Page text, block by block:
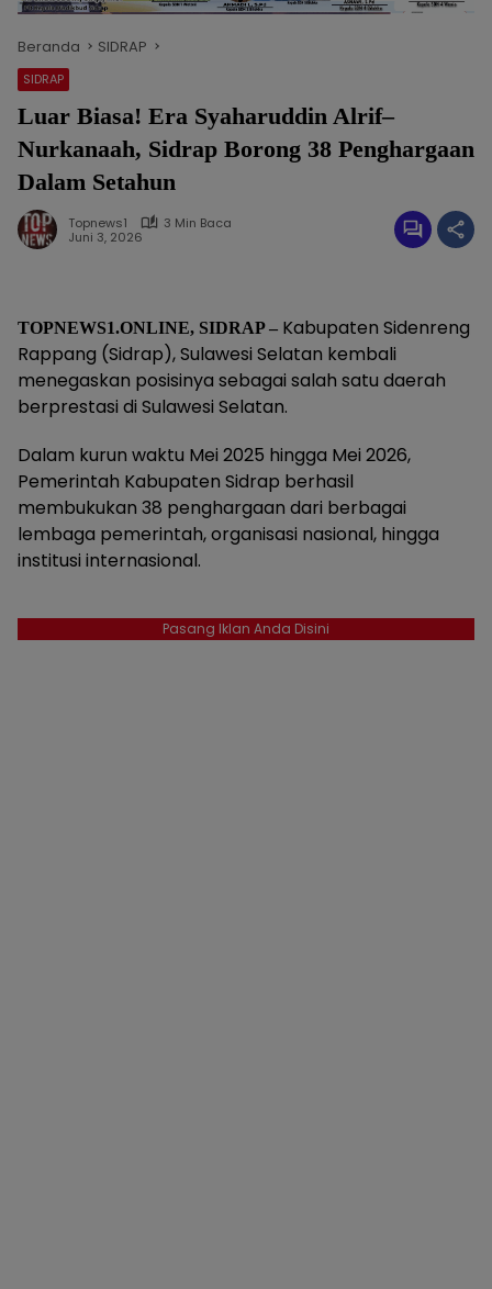
Beranda SIDRAP
SIDRAP
Luar Biasa! Era Syaharuddin Alrif–
Nurkanaah, Sidrap Borong 38 Penghargaan
Dalam Setahun
Topnews1
3 Min Baca
Juni 3, 2026
TOPNEWS1.ONLINE, SIDRAP – Kabupaten Sidenreng
Rappang (Sidrap), Sulawesi Selatan kembali
menegaskan posisinya sebagai salah satu daerah
berprestasi di Sulawesi Selatan.
Dalam kurun waktu Mei 2025 hingga Mei 2026,
Pemerintah Kabupaten Sidrap berhasil
membukukan 38 penghargaan dari berbagai
lembaga pemerintah, organisasi nasional, hingga
institusi internasional.
Pasang Iklan Anda Disini